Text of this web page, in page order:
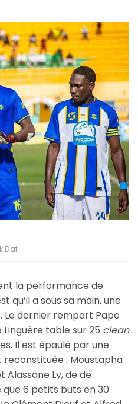
Daf
la performance de
qu’il a sous sa main, une
dernier rempart Pape
table sur 25 clean
Il est épaulé par une
: Moustapha
Alassane Ly, de de
que 6 petits buts en 30